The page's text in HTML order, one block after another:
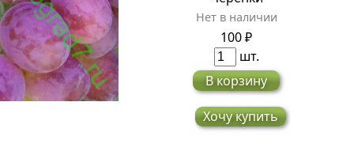
Нет в наличии
100 ₽
шт.
В корзину
Хочу купить